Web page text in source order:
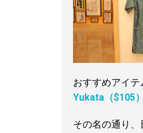
おすすめアイ
Yukata（$105）
その名の通り